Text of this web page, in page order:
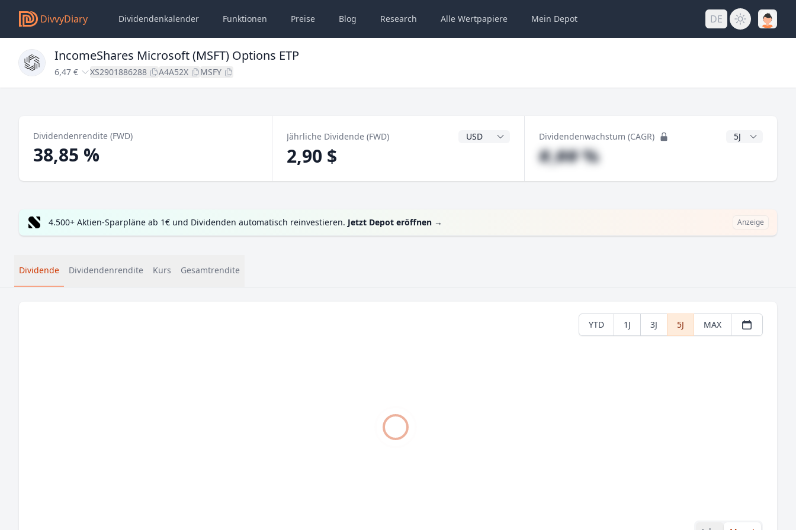
DivvyDiary Dividendenkalender Funktionen Preise Blog Research Alle Wertpapiere Mein Depot DE
IncomeShares Microsoft (MSFT) Options ETP
6,47 € XS2901886288 A4A52X MSFY
Dividendenrendite (FWD)
38,85 %
Jährliche Dividende (FWD) Dividendenwährung
2,90 $
Dividendenwachstum (CAGR) CAGR Jahre
#,## %
4.500+ Aktien-Sparpläne ab 1€ und Dividenden automatisch reinvestieren. Jetzt Depot eröffnen → Anzeige
Dividende Dividendenrendite Kurs Gesamtrendite
YTD 1J 3J 5J MAX